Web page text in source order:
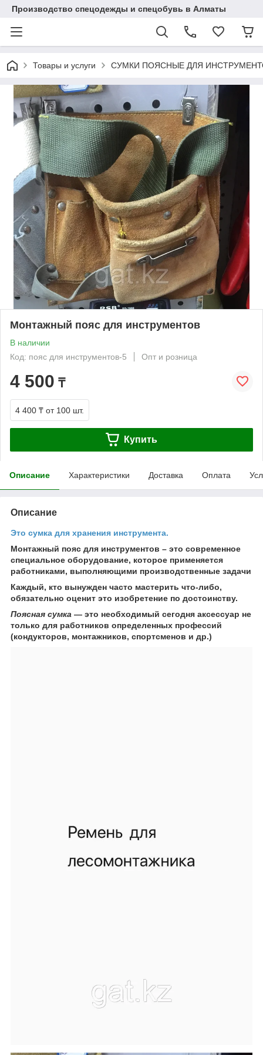
Производство спецодежды и спецобувь в Алматы
Товары и услуги СУМКИ ПОЯСНЫЕ ДЛЯ
Монтажный пояс для инструментов
В наличии
Код: пояс для инструментов-5
Опт и розница
4 500 ₸
4 400 ₸ от 100 шт.
Купить
Описание Характеристики Доставка Оплата
Описание
Это сумка для хранения инструмента.
Монтажный пояс для инструментов – это современное
специальное оборудование, которое применяется
работниками, выполняющими производственные задачи
Каждый, кто вынужден часто мастерить что-либо,
обязательно оценит это изобретение по достоинству.
Поясная сумка — это необходимый сегодня аксессуар не
только для работников определенных профессий
(кондукторов, монтажников, спортсменов и др.)